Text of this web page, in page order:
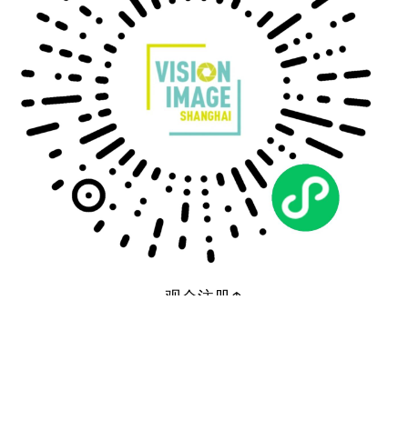
观众注册↑